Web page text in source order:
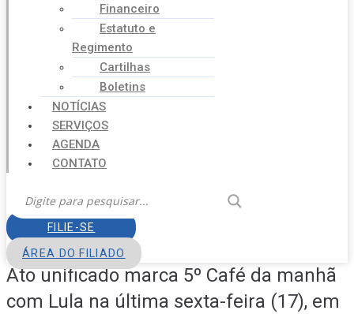
Financeiro
Estatuto e
Regimento
Cartilhas
Boletins
NOTÍCIAS
SERVIÇOS
AGENDA
CONTATO
FILIE-SE
ÁREA DO FILIADO
Ato unificado marca 5º Café da manhã
com Lula na última sexta-feira (17), em